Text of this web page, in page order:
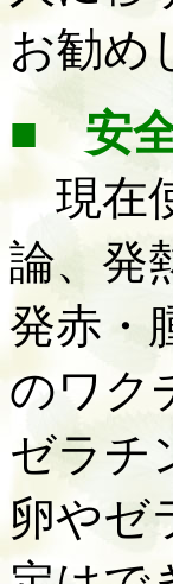
お勧め
■ 安
現在使
論、発
発赤・
のワク
ゼラチ
卵やゼ